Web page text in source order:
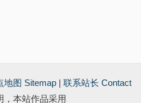
地图 Sitemap| 联系站长 Contact
，本站作品采用